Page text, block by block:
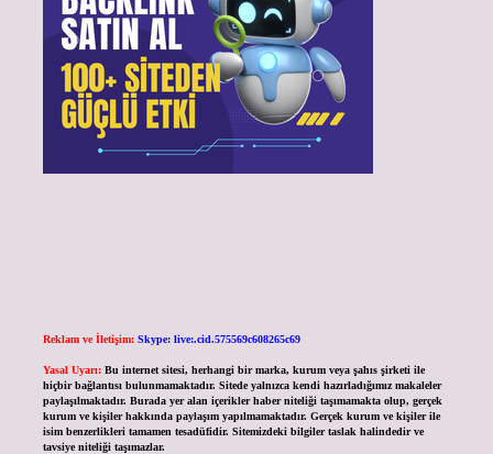
Reklam ve İletişim: Skype: live:.cid.575569c608265c69
Yasal Uyarı: Bu internet sitesi, herhangi bir marka, kurum veya şahıs şirketi ile
hiçbir bağlantısı bulunmamaktadır. Sitede yalnızca kendi hazırladığımız makaleler
paylaşılmaktadır. Burada yer alan içerikler haber niteliği taşımamakta olup, gerçek
kurum ve kişiler hakkında paylaşım yapılmamaktadır. Gerçek kurum ve kişiler ile
isim benzerlikleri tamamen tesadüfidir. Sitemizdeki bilgiler taslak halindedir ve
tavsiye niteliği taşımazlar.